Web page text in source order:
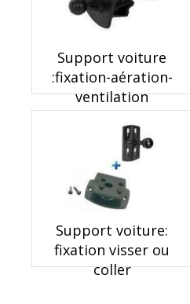
Support voiture
:fixation-aération-
ventilation
Support voiture:
fixation visser ou
coller